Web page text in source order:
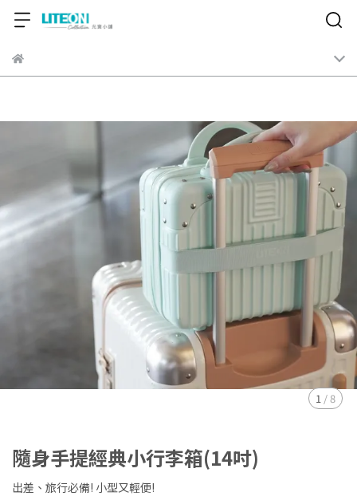
1 /8
隨身手提經典小行李箱(14吋)
出差、旅行必備! 小型又輕便!